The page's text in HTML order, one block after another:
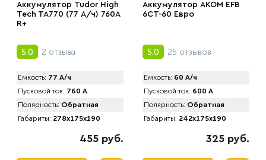
Аккумулятор Tudor High
Tech TA770 (77 А/ч) 760A
R+
5.0 2 отзыва
Емкость: 77 А/ч
Пусковой ток: 760 А
Полярность: Обратная
Габариты: 278x175x190
455 руб.
Аккумулятор AKOM EFB
6CT-60 Евро
5.0 25 отзывов
Емкость: 60 А/ч
Пусковой ток: 600 А
Полярность: Обратная
Габариты: 242x175x190
325 руб.